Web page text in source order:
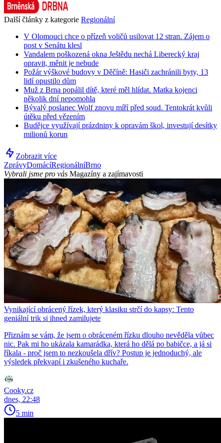
Další články z kategorie Regionální
V Olomouci chce o přízeň voličů usilovat 12 stran. Zájem o
post v Senátu klesl
Vandalem poškozená okna Ještědu nechá Liberecký kraj
opravit, měnit je nebude
Požár výškové budovy v Děčíně: Hasiči zachránili byty, 13
lidí opustilo dům
Muž z Brna popálil dítě, které měl hlídat. Matka kojenci
několik dní nepomohla
Bývalý poslanec Wolf znovu míří před soud. Tentokrát kvůli
útěku před vězením
Budějce využívají prázdniny k opravám škol, investují desítky
milionů korun
Zobrazit více
ZprávyDomácíRegionálníBrno
Vybrali jsme pro vás Magazíny a zajímavosti
Vynikající obrácený řízek, který klasiku strčí do kapsy: Tento
geniální trik si ihned zamilujete
Přiznám se vám, že jsem o obráceném řízku dlouho nevěděla vůbec
nic. Pak mi ho ukázala kamarádka, která ho dělá po babičce, a já si
říkala - proč jsem to nezkoušela dřív? Postup je jednoduchý, ale
výsledek překvapí i zkušeného kuchaře.
Cooky.cz
dnes, 22:48
5 min